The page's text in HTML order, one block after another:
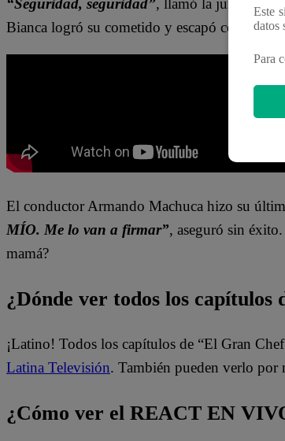
“Seguridad, seguridad”, llamó la jurado
Bianca logró su cometido y escapó con el
El conductor Armando Machuca hizo su
MÍO. Me lo van a firmar”, aseguró sin
mamá?
¿Dónde ver todos los capítulos
¡Latino! Todos los capítulos de “El Gran
Latina Televisión. También pueden verlo por
¿Cómo ver el REACT EN
Este
datos
Para